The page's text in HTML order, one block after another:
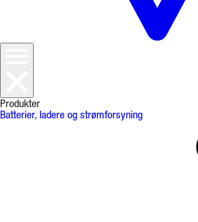
Produkter
Batterier, ladere og strømforsyning